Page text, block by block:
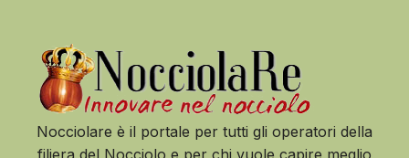
Nocciolare è il portale per tutti gli operatori della